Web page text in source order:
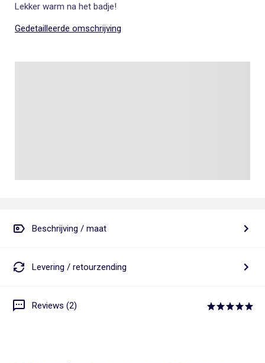
Lekker warm na het badje!
Gedetailleerde omschrijving
Beschrijving / maat
Levering / retourzending
Reviews (2)